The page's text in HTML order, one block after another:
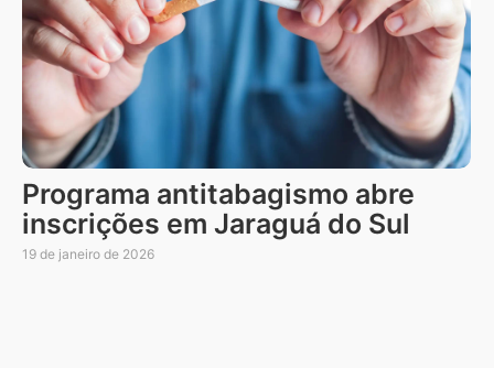
Programa antitabagismo abre
inscrições em Jaraguá do Sul
19 de janeiro de 2026